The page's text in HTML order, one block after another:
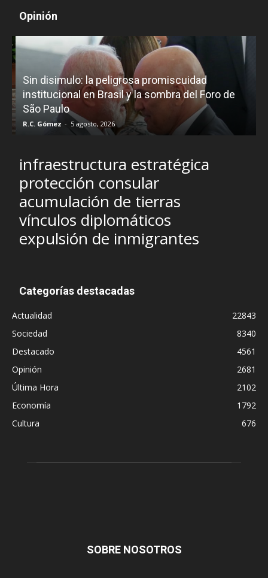
Opinión
Sin disimulo: la peligrosa promiscuidad
institucional en Brasil y la sombra del Foro de
São Paulo
R.C. Gómez 5 agosto, 2026
infraestructura estratégica
protección consular
acumulación de tierras
vínculos diplomáticos
expulsión de inmigrantes
Categorías destacadas
Actualidad
22843
Sociedad
8340
Destacado
4561
Opinión
2681
Última Hora
2102
Economía
1792
Cultura
676
SOBRE NOSOTROS